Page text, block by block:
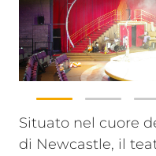
Situato nel cuore
di Newcastle, il